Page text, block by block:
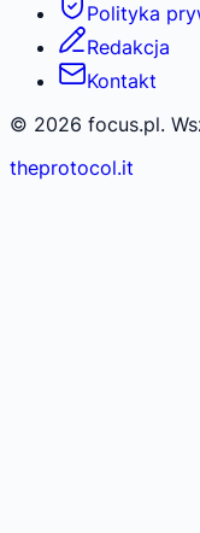
Polityka
Redakcja
Kontakt
© 2026 focus.pl.
theprotocol.it